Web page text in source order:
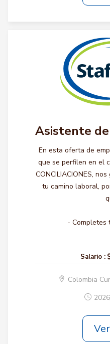
Asistente
En esta oferta de
que se perfilen en el
CONCILIACIONES,
tu camino laboral,
- Completes
Salario :
Colombia